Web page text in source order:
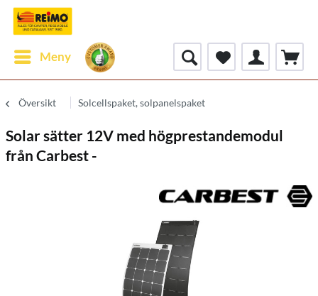
Meny
Översikt Solcellspaket, solpanelspaket
Solar sätter 12V med högprestandemodul
från Carbest -